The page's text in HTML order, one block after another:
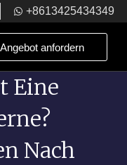
+8613425434349
Angebot anfordern
Eine
Nach